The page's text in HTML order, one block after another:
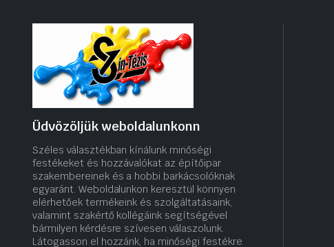
Üdvözöljük weboldalunkonn
Széles választékban kínálunk minőségi
festékeket és hozzávalókat az építőipar
szakembereinek és a hobbi barkácsolóknak
egyaránt. Weboldalunkon keresztül könnyen
elérhetőek termékeink és szolgáltatásaink,
valamint szakértő kollégáink segítségével
bármilyen kérdésre szívesen válaszolunk.
Látogasson el hozzánk, ha minőségi festékre